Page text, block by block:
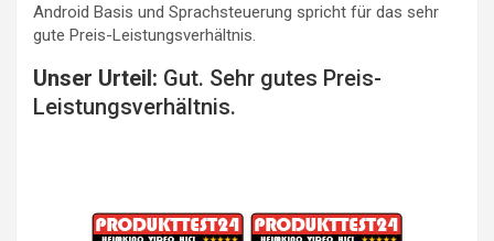
Android Basis und Sprachsteuerung spricht für das sehr
gute Preis-Leistungsverhältnis.
Unser Urteil: Gut. Sehr gutes Preis-
Leistungsverhältnis.